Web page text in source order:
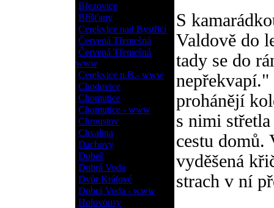
Březovice
Bříšťany
Cerekvice nad Bystřicí
Červená Třemešná
Červená Třemešná
www
Cerekvice n.B.- www
Chodovice
Chomutice
Chomutice - www
Chroustov
Chvalina
Dachovy
Dobeš
Dobrá Voda
Dvůr Králové
Dobrá Voda - www
Holovousy
S
Valdově do
tady se do
prohánějí
s nimi
cestu domů.
vyděšená
strach v ní